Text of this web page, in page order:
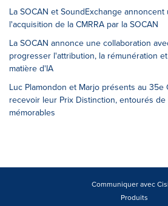
La SOCAN et SoundExchange
l'acquisition de la CMRRA par la SOCAN
La SOCAN annonce une collaboration
progresser l'attribution, la rémunération
matière d'IA
Luc Plamondon et Marjo présents au 35e
recevoir leur Prix Distinction, entourés
mémorables
Communiquer avec
Produits